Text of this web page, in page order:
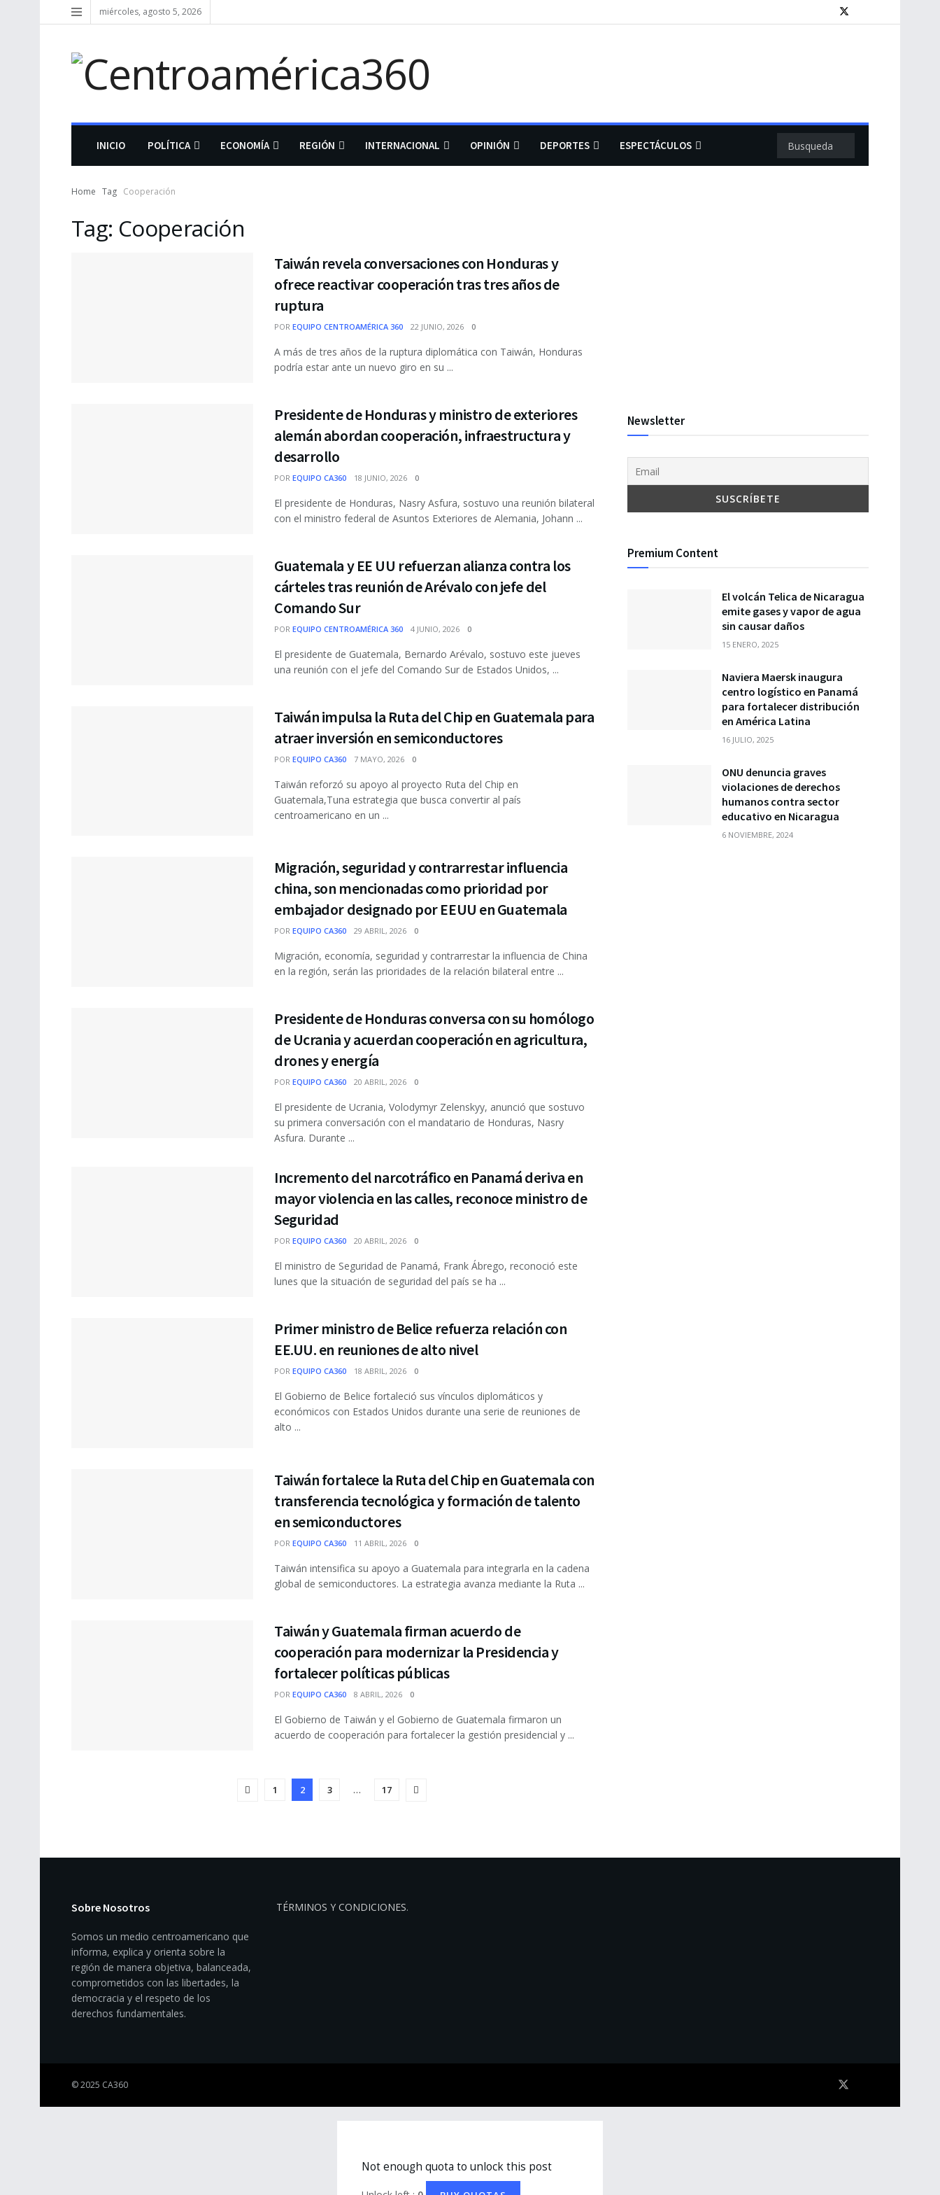
miércoles, agosto 5, 2026
INICIO POLÍTICA ECONOMÍA REGIÓN INTERNACIONAL OPINIÓN DEPORTES ESPECTÁCULOS
Home Tag Cooperación
Tag: Cooperación
Taiwán revela conversaciones con Honduras y
ofrece reactivar cooperación tras tres años de
ruptura
POR EQUIPO CENTROAMÉRICA 360 22 JUNIO, 2026 0
A más de tres años de la ruptura diplomática con Taiwán, Honduras
podría estar ante un nuevo giro en su ...
Presidente de Honduras y ministro de exteriores
alemán abordan cooperación, infraestructura y
desarrollo
POR EQUIPO CA360 18 JUNIO, 2026 0
El presidente de Honduras, Nasry Asfura, sostuvo una reunión bilateral
con el ministro federal de Asuntos Exteriores de Alemania, Johann ...
Guatemala y EE UU refuerzan alianza contra los
cárteles tras reunión de Arévalo con jefe del
Comando Sur
POR EQUIPO CENTROAMÉRICA 360 4 JUNIO, 2026 0
El presidente de Guatemala, Bernardo Arévalo, sostuvo este jueves
una reunión con el jefe del Comando Sur de Estados Unidos, ...
Taiwán impulsa la Ruta del Chip en Guatemala para
atraer inversión en semiconductores
POR EQUIPO CA360 7 MAYO, 2026 0
Taiwán reforzó su apoyo al proyecto Ruta del Chip en
Guatemala,Tuna estrategia que busca convertir al país
centroamericano en un ...
Migración, seguridad y contrarrestar influencia
china, son mencionadas como prioridad por
embajador designado por EEUU en Guatemala
POR EQUIPO CA360 29 ABRIL, 2026 0
Migración, economía, seguridad y contrarrestar la influencia de China
en la región, serán las prioridades de la relación bilateral entre ...
Presidente de Honduras conversa con su homólogo
de Ucrania y acuerdan cooperación en agricultura,
drones y energía
POR EQUIPO CA360 20 ABRIL, 2026 0
El presidente de Ucrania, Volodymyr Zelenskyy, anunció que sostuvo
su primera conversación con el mandatario de Honduras, Nasry
Asfura. Durante ...
Incremento del narcotráfico en Panamá deriva en
mayor violencia en las calles, reconoce ministro de
Seguridad
POR EQUIPO CA360 20 ABRIL, 2026 0
El ministro de Seguridad de Panamá, Frank Ábrego, reconoció este
lunes que la situación de seguridad del país se ha ...
Primer ministro de Belice refuerza relación con
EE.UU. en reuniones de alto nivel
POR EQUIPO CA360 18 ABRIL, 2026 0
El Gobierno de Belice fortaleció sus vínculos diplomáticos y
económicos con Estados Unidos durante una serie de reuniones de
alto ...
Taiwán fortalece la Ruta del Chip en Guatemala con
transferencia tecnológica y formación de talento
en semiconductores
POR EQUIPO CA360 11 ABRIL, 2026 0
Taiwán intensifica su apoyo a Guatemala para integrarla en la cadena
global de semiconductores. La estrategia avanza mediante la Ruta ...
Taiwán y Guatemala firman acuerdo de
cooperación para modernizar la Presidencia y
fortalecer políticas públicas
POR EQUIPO CA360 8 ABRIL, 2026 0
El Gobierno de Taiwán y el Gobierno de Guatemala firmaron un
acuerdo de cooperación para fortalecer la gestión presidencial y ...
1 2 3 … 17
Newsletter
Premium Content
El volcán Telica de Nicaragua
emite gases y vapor de agua
sin causar daños
15 ENERO, 2025
Naviera Maersk inaugura
centro logístico en Panamá
para fortalecer distribución
en América Latina
16 JULIO, 2025
ONU denuncia graves
violaciones de derechos
humanos contra sector
educativo en Nicaragua
6 NOVIEMBRE, 2024
Sobre Nosotros
Somos un medio centroamericano que
informa, explica y orienta sobre la
región de manera objetiva, balanceada,
comprometidos con las libertades, la
democracia y el respeto de los
derechos fundamentales.
TÉRMINOS Y CONDICIONES.
© 2025 CA360
Not enough quota to unlock this post